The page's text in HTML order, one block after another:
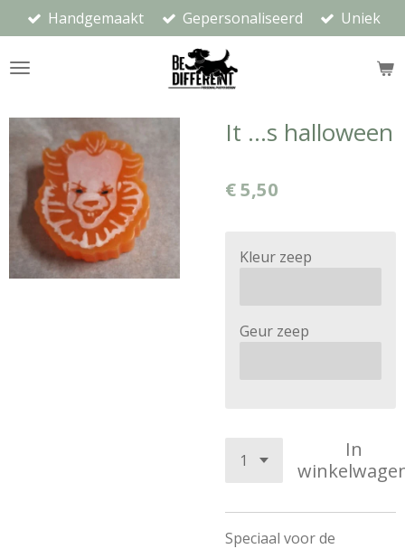
direct
naar
Handgemaakt Gepersonaliseerd Uniek
It ...s halloween
€ 5,50
Kleur zeep
Geur zeep
In
Speciaal voor de